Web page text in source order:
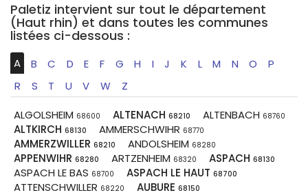
Paletiz intervient sur tout le département
(Haut rhin) et dans toutes les communes
listées ci-dessous :
A B C D E F G H I J K L M N O
P
R
S T U V W
Z
ALGOLSHEIM 68600 ALTENACH 68210 ALTENBACH 68760
ALTKIRCH 68130 AMMERSCHWIHR 68770
AMMERZWILLER 68210 ANDOLSHEIM 68280
APPENWIHR 68280 ARTZENHEIM 68320 ASPACH 68130
ASPACH LE BAS 68700 ASPACH LE HAUT 68700
ATTENSCHWILLER 68220 AUBURE 68150